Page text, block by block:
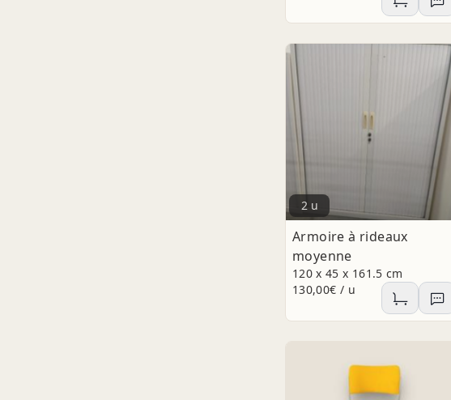
2 u
Armoire à rideaux
moyenne
120 x 45 x 161.5 cm
130,00€ / u